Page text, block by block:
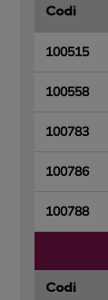
Codi
100515
100558
100783
100786
100788
Codi